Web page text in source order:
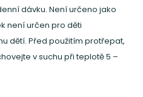
dávku. Není určeno jako
není určen pro děti
dětí. Před použitím protřepat,
v suchu při teplotě 5 –